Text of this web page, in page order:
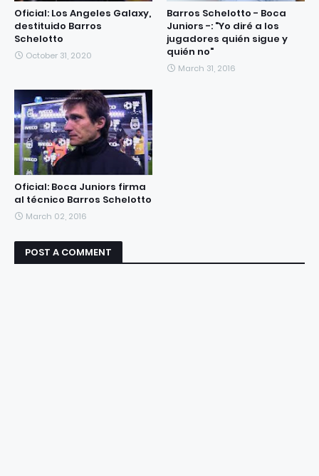
Oficial: Los Angeles Galaxy,
destituido Barros
Schelotto
October 31, 2020
Barros Schelotto - Boca
Juniors -: "Yo diré a los
jugadores quién sigue y
quién no"
March 31, 2016
Oficial: Boca Juniors firma
al técnico Barros Schelotto
March 02, 2016
POST A COMMENT